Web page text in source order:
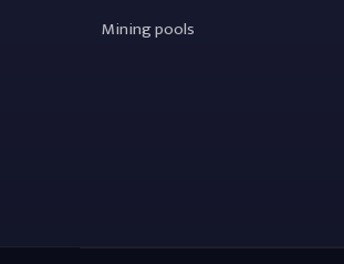
Mining pools